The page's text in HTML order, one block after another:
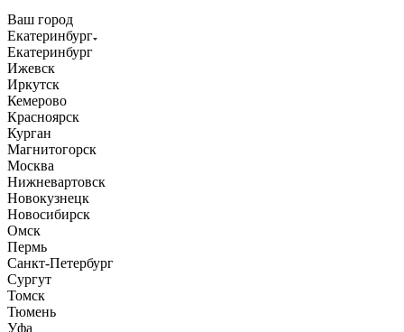
Ваш город
Екатеринбург
Екатеринбург
Ижевск
Иркутск
Кемерово
Красноярск
Курган
Магнитогорск
Москва
Нижневартовск
Новокузнецк
Новосибирск
Омск
Пермь
Санкт-Петербург
Сургут
Томск
Тюмень
Уфа